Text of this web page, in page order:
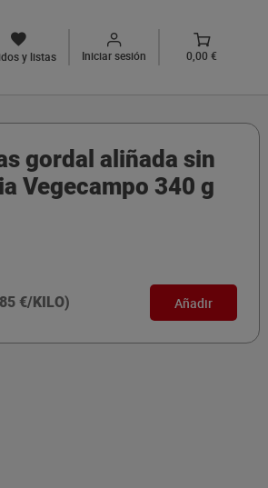
y listas Iniciar sesión 0,00 €
gordal aliñada sin
Vegecampo 340 g
€/KILO) Añadir